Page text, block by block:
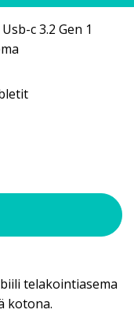
telakointiasema
kotona.